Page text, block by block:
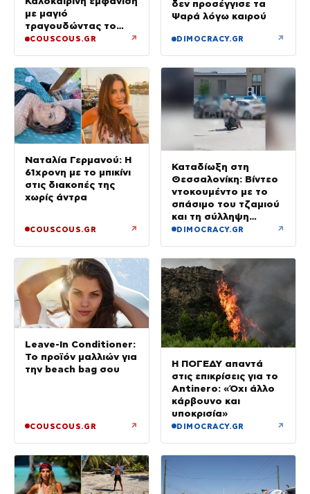
με μαγιό
τραγουδώντας το
«Καλοκαιρινά
COUSCOUS.GR ↗
δεν προσέγγισε τα
Ψαρά λόγω καιρού
DIMOCRACY.GR ↗
Ναταλία Γερμανού: Η
61χρονη με το μπικίνι
στις διακοπές της
χωρίς άντρα
COUSCOUS.GR ↗
Καταδίωξη στη
Θεσσαλονίκη: Βίντεο
ντοκουμέντο με το
σπάσιμο του τζαμιού
και τη σύλληψη
37χρονου με
DIMOCRACY.GR ↗
Leave-In Conditioner:
Το προϊόν μαλλιών για
την beach bag σου
COUSCOUS.GR ↗
Η ΠΟΓΕΔΥ απαντά
στις επικρίσεις για το
Antinero: «Όχι άλλο
κάρβουνο και
υποκρισία»
DIMOCRACY.GR ↗